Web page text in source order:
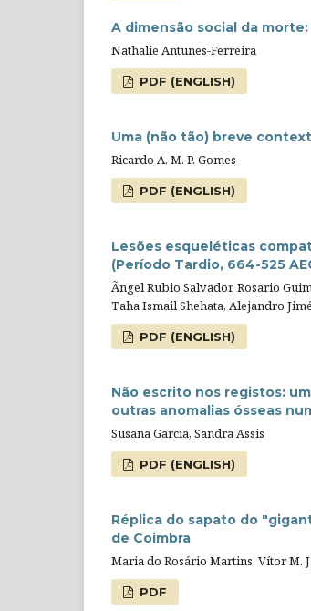
A dimensão social da
Nathalie Antunes-Ferreira
PDF (ENGLISH)
Uma (não tão) breve
Ricardo A. M. P. Gomes
PDF (ENGLISH)
Lesões esqueléticas
(Período Tardio, 664-525
Ãngel Rubio Salvador, Rosario
Taha Ismail Shehata, Alejandro
PDF (ENGLISH)
Não escrito nos registos:
outras anomalias ósseas
Susana Garcia, Sandra Assis
PDF (ENGLISH)
Réplica do sapato do
de Coimbra
Maria do Rosário Martins, Vítor M.
PDF